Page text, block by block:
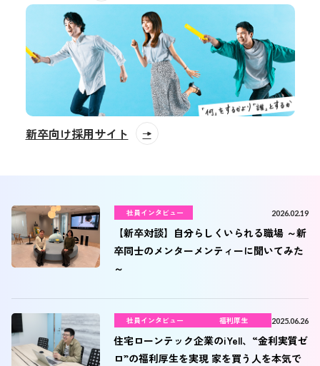
新卒向け採用サイト
社員インタビュー 2026.02.19
【新卒対談】自分らしくいられる職場 ～新
卒同士のメンターメンティーに聞いてみた
～
社員インタビュー 福利厚生 2025.06.26
住宅ローンテック企業のiYell、“金利実質ゼ
ロ”の福利厚生を実現 家を買う人を本気で